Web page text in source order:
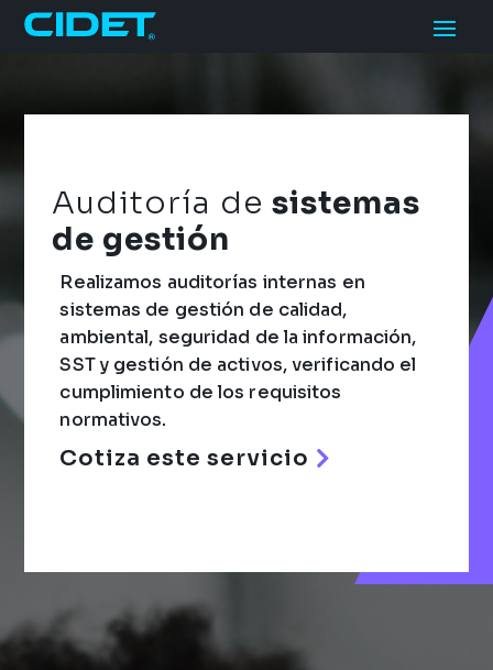
Auditoría desistemas
de gestión
Realizamos auditorías internas en
sistemas de gestión de calidad,
ambiental, seguridad de la información,
SST y gestión de activos, verificando el
cumplimiento de los requisitos
normativos.
Cotiza este servicio